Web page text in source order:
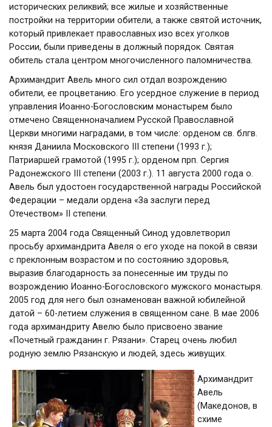
исторических реликвий; все жилые и хозяйственные
постройки на территории обители, а также святой источник,
который привлекает православных изо всех уголков
России, были приведены в должный порядок. Святая
обитель стала центром многочисленного паломничества.
Архимандрит Авель много сил отдал возрождению
обители, ее процветанию. Его усердное служение в период
управления Иоанно-Богословским монастырем было
отмечено Священноначалием Русской Православной
Церкви многими наградами, в том числе: орденом св. блгв.
князя Даниила Московского III степени (1993 г.);
Патриаршей грамотой (1995 г.); орденом прп. Сергия
Радонежского III степени (2003 г.). 11 августа 2000 года о.
Авель был удостоен государственной награды Российской
Федерации – медали ордена «За заслуги перед
Отечеством» II степени.
25 марта 2004 года Священный Синод удовлетворил
просьбу архимандрита Авеля о его уходе на покой в связи
с преклонным возрастом и по состоянию здоровья,
выразив благодарность за понесенные им труды по
возрождению Иоанно-Богословского мужского монастыря.
2005 год для него был ознаменован важной юбилейной
датой – 60-летием служения в священном сане. В мае 2006
года архимандриту Авелю было присвоено звание
«Почетный гражданин г. Рязани». Старец очень любил
родную землю Рязанскую и людей, здесь живущих.
Архимандрит
Авель
(Македонов, в
схиме